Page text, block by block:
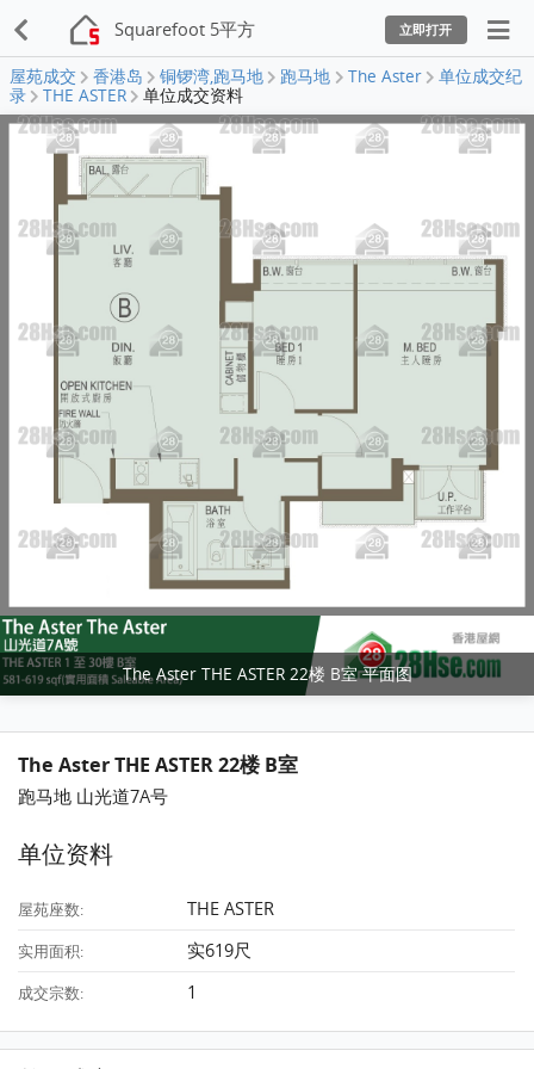
Squarefoot 5平方 立即打开
屋苑成交 香港岛 铜锣湾,跑马地 跑马地 The Aster
单位成交纪
录
THE ASTER 单位成交资料
The Aster THE ASTER 22楼 B室 平面图
The Aster THE ASTER 22楼 B室
跑马地 山光道7A号
单位资料
屋苑座数: THE ASTER
实用面积: 实619尺
成交宗数: 1